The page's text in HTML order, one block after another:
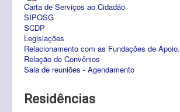
PROPESP
Pesquisa
Pós-Graduação
Internacionalização.
Carta de Serviços ao Cidadão
SIPOSG
SCDP
Legislações
Relacionamento com as Fundações de Apoio.
Relação de Convênios
Sala de reuniões - Agendamento
Residências